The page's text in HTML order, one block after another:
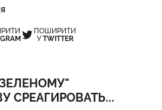
ПОШИРИТИ
УTWITTER
СРЕАГИРОВАТЬ...